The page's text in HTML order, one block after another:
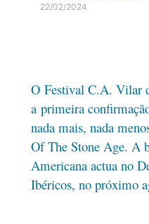
22/02/2024
O Festival C.A. Vilar
a primeira
nada mais, nada
Of The Stone Age. A
Americana actua no
Ibéricos, no próximo